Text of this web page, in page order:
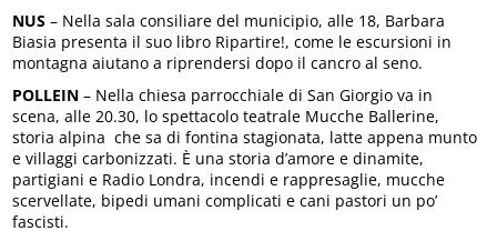
NUS – Nella sala consiliare del municipio, alle 18, Barbara
Biasia presenta il suo libro Ripartire!, come le escursioni in
montagna aiutano a riprendersi dopo il cancro al seno.
POLLEIN – Nella chiesa parrocchiale di San Giorgio va in
scena, alle 20.30, lo spettacolo teatrale Mucche Ballerine,
storia alpina che sa di fontina stagionata, latte appena munto
e villaggi carbonizzati. È una storia d’amore e dinamite,
partigiani e Radio Londra, incendi e rappresaglie, mucche
scervellate, bipedi umani complicati e cani pastori un po’
fascisti.